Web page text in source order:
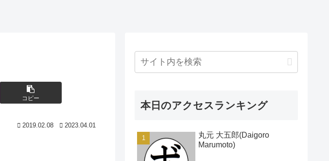
コピー
2019.02.08 2023.04.01
本日のアクセスランキング
丸元 大五郎(Daigoro
Marumoto)